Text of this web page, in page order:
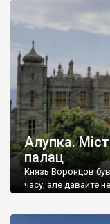
Алупка.
палац
Князь Воронцов
часу, але давайте